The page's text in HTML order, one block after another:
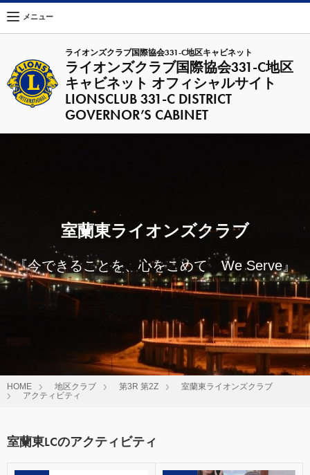
ライオンズクラブ国際協会331-C地区キャビネット
ライオンズクラブ国際協会331-C地区
キャビネット オフィシャルサイト
LIONSCLUB 331-C DISTRICT
GOVERNOR’S CABINET
メニュー
室蘭東ライオンズクラブ
『今できることを、心をこめて We Serve』
HOME 地区クラブ 第3R 第2Z
室蘭東ライオンズクラブ
アクティビティ
室蘭東LCのアクティビティ